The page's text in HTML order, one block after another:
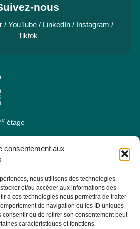
consentement aux
nous utilisons des technologies
et/ou accéder aux informations des
à ces technologies nous permettra de traiter
de navigation ou les ID uniques
consentir ou de retirer son consentement peut
caractéristiques et fonctions.
nous
/ YouTube / LinkedIn / Instagram /
Tiktok
e étage
7W2
- ÉQUIPE pour les coordonnées
à notre infolettre pour recevoir